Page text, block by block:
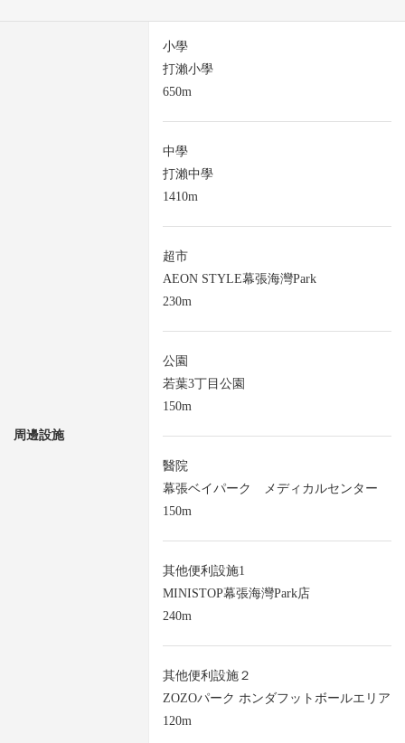
周邊設施
小學
打瀨小學
650m
中學
打瀨中學
1410m
超市
AEON STYLE幕張海灣Park
230m
公園
若葉3丁目公園
150m
醫院
幕張ベイパーク メディカルセンター
150m
其他便利設施1
MINISTOP幕張海灣Park店
240m
其他便利設施２
ZOZOパーク ホンダフットボールエリア
120m